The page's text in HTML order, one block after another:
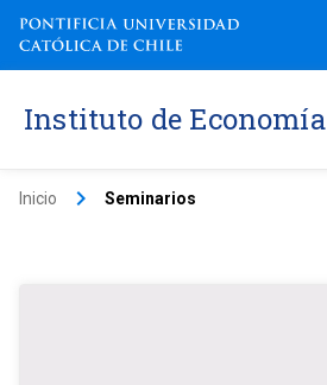
Instituto de Economía
Inicio keyboard_arrow_right Seminarios